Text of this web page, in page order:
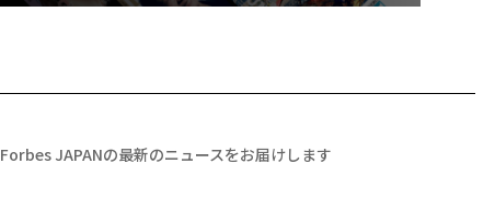
Forbes JAPANの最新のニュースをお届けします